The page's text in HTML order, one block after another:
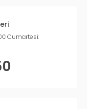
Cumartesi: